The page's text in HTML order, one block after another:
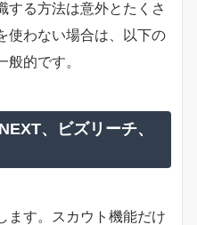
する方法は意外とたくさ
使わない場合は、以下の
般的です。
、ビズリーチ、
ます。スカウト機能だけ